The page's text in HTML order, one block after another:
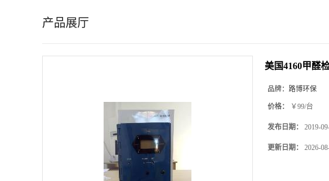
产品展厅
美国4160甲醛
品牌： 路博环保
价格： ￥99/台
发布日期： 2019-
更新日期： 2026-